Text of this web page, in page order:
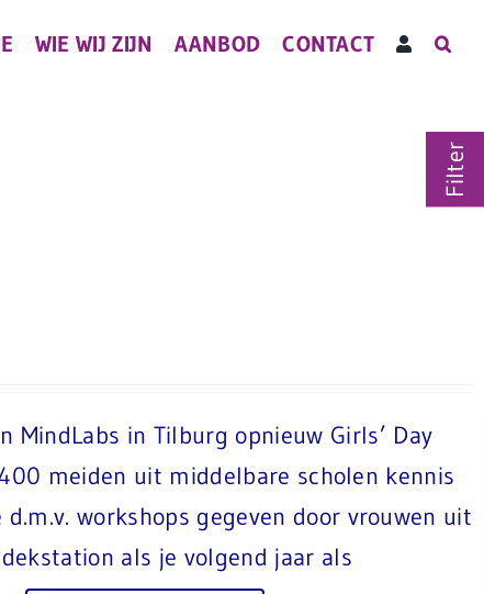
WIE WIJ ZIJN AANBOD CONTACT
in Tilburg opnieuw Girls’ Day
meiden uit middelbare scholen kennis
workshops gegeven door vrouwen uit
als je volgend jaar als
Filter